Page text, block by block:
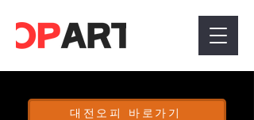
대전오피 바로가기